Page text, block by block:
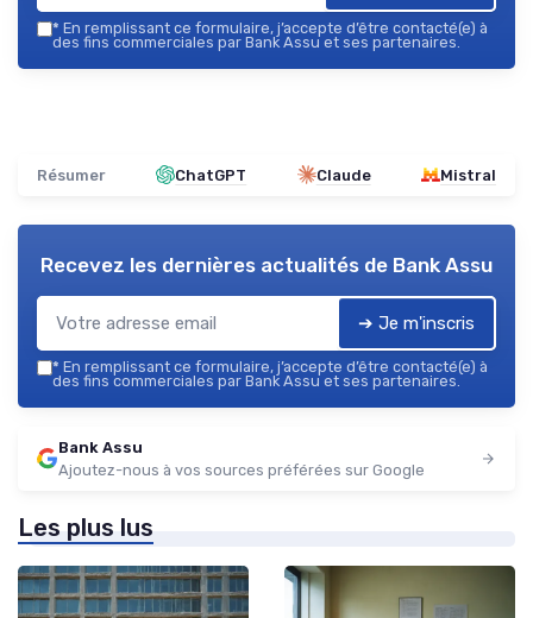
* En remplissant ce formulaire, j’accepte d’être contacté(e) à
des fins commerciales par Bank Assu et ses partenaires.
Résumer ChatGPT Claude Mistral
Recevez les dernières actualités de Bank Assu
➔ Je m'inscris
* En remplissant ce formulaire, j’accepte d’être contacté(e) à
des fins commerciales par Bank Assu et ses partenaires.
Bank Assu
Ajoutez-nous à vos sources préférées sur Google
Les plus lus